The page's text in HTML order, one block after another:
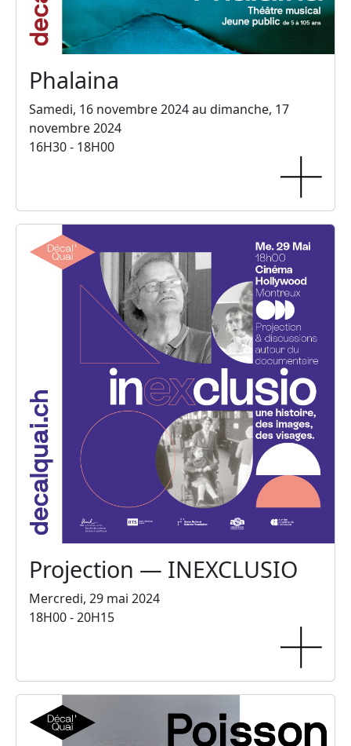
Phalaina
Samedi, 16 novembre 2024 au dimanche, 17
novembre 2024
16H30 - 18H00
Projection — INEXCLUSIO
Mercredi, 29 mai 2024
18H00 - 20H15